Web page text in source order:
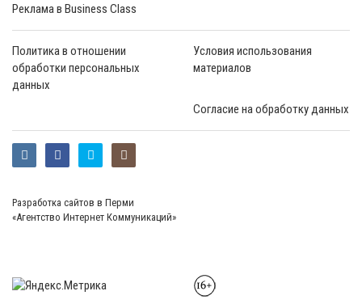
Реклама в Business Class
Политика в отношении
обработки персональных
данных
Условия использования
материалов
Согласие на обработку данных
Разработка сайтов в Перми
«Агентство Интернет Коммуникаций»